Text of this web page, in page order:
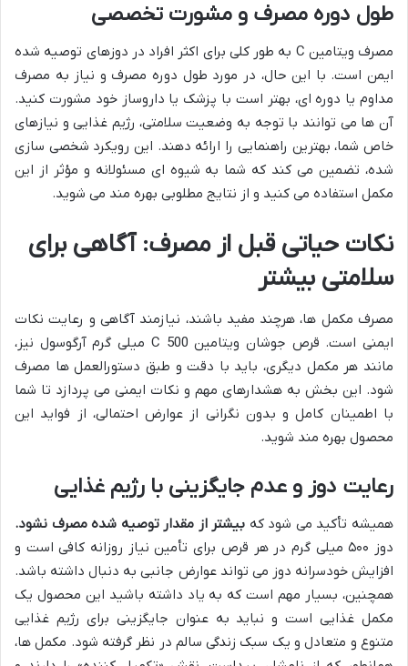
طول دوره مصرف و مشورت تخصصی
مصرف ویتامین C به طور کلی برای اکثر افراد در دوزهای توصیه شده
ایمن است. با این حال، در مورد طول دوره مصرف و نیاز به مصرف
مداوم یا دوره ای، بهتر است با پزشک یا داروساز خود مشورت کنید.
آن ها می توانند با توجه به وضعیت سلامتی، رژیم غذایی و نیازهای
خاص شما، بهترین راهنمایی را ارائه دهند. این رویکرد شخصی سازی
شده، تضمین می کند که شما به شیوه ای مسئولانه و مؤثر از این
مکمل استفاده می کنید و از نتایج مطلوبی بهره مند می شوید.
نکات حیاتی قبل از مصرف: آگاهی برای
سلامتی بیشتر
مصرف مکمل ها، هرچند مفید باشند، نیازمند آگاهی و رعایت نکات
ایمنی است. قرص جوشان ویتامین C 500 میلی گرم آرگوسول نیز،
مانند هر مکمل دیگری، باید با دقت و طبق دستورالعمل ها مصرف
شود. این بخش به هشدارهای مهم و نکات ایمنی می پردازد تا شما
با اطمینان کامل و بدون نگرانی از عوارض احتمالی، از فواید این
محصول بهره مند شوید.
رعایت دوز و عدم جایگزینی با رژیم غذایی
همیشه تأکید می شود که بیشتر از مقدار توصیه شده مصرف نشود.
دوز ۵۰۰ میلی گرم در هر قرص برای تأمین نیاز روزانه کافی است و
افزایش خودسرانه دوز می تواند عوارض جانبی به دنبال داشته باشد.
همچنین، بسیار مهم است که به یاد داشته باشید این محصول یک
مکمل غذایی است و نباید به عنوان جایگزینی برای رژیم غذایی
متنوع و متعادل و یک سبک زندگی سالم در نظر گرفته شود. مکمل ها،